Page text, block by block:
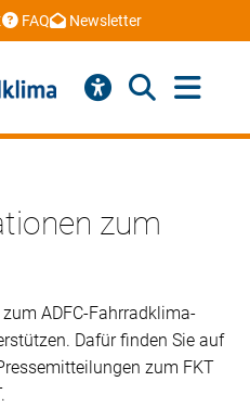
FAQ Newsletter
zum
ADFC-Fahrradklima-
Dafür finden Sie auf
zum FKT